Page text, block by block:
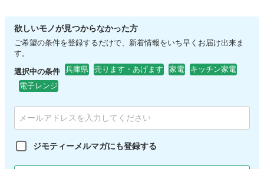
欲しいモノが見つからなかった方
ご希望の条件を登録するだけで、新着情報をいち早くお届け出来ま
す。
選択中の条件 兵庫県 売ります・あげます 家電
キッチン家電
電子レンジ
ジモティーメルマガにも登録する